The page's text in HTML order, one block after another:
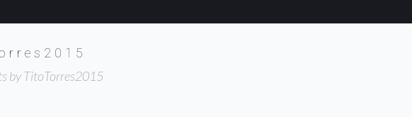
by TitoTorres2015